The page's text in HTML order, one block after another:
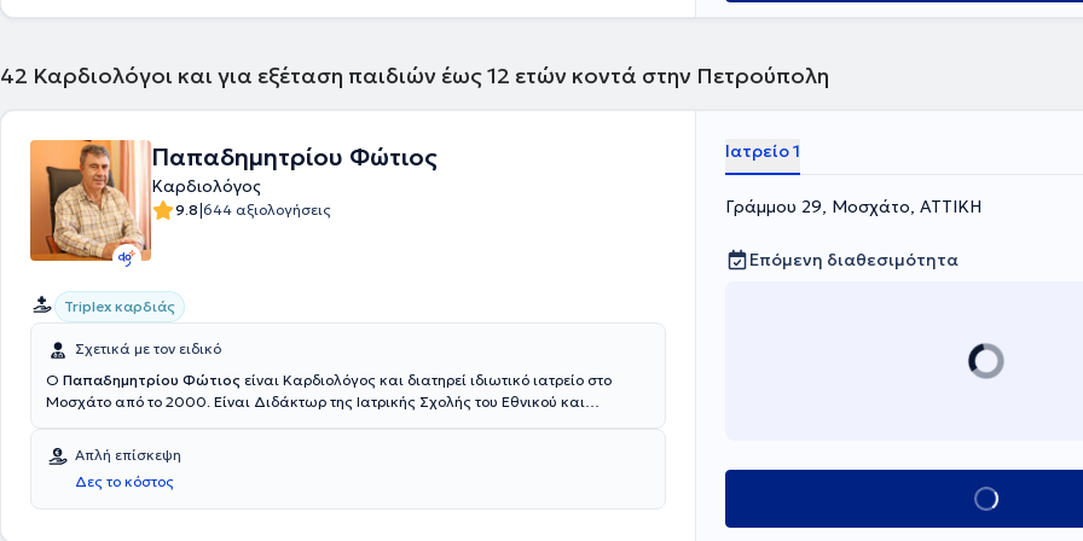
42 Καρδιολόγοι και για εξέταση παιδιών έως 12 ετών κοντά στην Πετρούπολη
Παπαδημητρίου Φώτιος
Καρδιολόγος
9.8|644 αξιολογήσεις
Triplex καρδιάς
Σχετικά με τον ειδικό
Ο Παπαδημητρίου Φώτιος είναι Καρδιολόγος και διατηρεί ιδιωτικό ιατρείο στο
Μοσχάτο από το 2000. Είναι Διδάκτωρ της Ιατρικής Σχολής του Εθνικού και
ιδρύματος. Αποτελεί Συνεργάτη ιατρό της Καρδιοχειρουργικής Κλινικής του
Νοσοκομείου "Υγεία" και έχει διατελέσει Καρδιολόγος της Καρδιολογικής Κλινικής
του Γενικού Νοσοκομείου Αθηνών "Λαϊκό". Τέλος, ο ιατρός είναι μέλος της Ελληνικής
Καρδιολογικής Εταιρείας και της Ελληνικής Αντιυπερτασικής Εταιρείας και μιλάει
Απλή επίσκεψη
Δες το κόστος
Ιατρείο 1
Γράμμου 29, Μοσχάτο, ΑΤΤΙΚΗ
Επόμενη διαθεσιμότητα
Κλείσε ραντεβού